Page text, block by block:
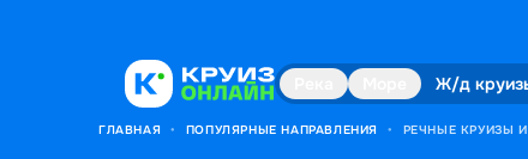
Ж/д
ГЛАВНАЯ • ПОПУЛЯРНЫЕ НАПРАВЛЕНИЯ • РЕЧНЫЕ КРУИЗЫ